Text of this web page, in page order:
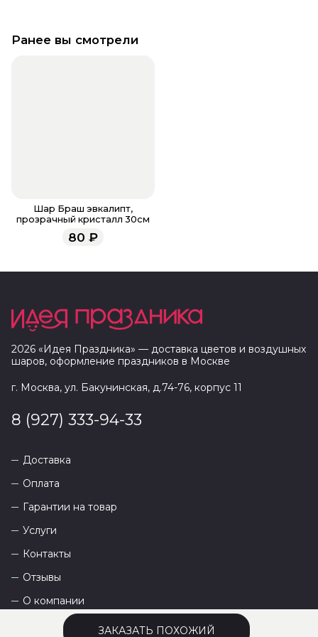
ЗАКАЗАТЬ ПОХОЖИЙ
Ранее вы смотрели
Шар Браш эвкалипт,
прозрачный кристалл 30см
80 ₽
2026 «Идея Праздника» — доставка цветов и воздушных
шаров, оформление праздников в Москве
г. Москва, ул. Бакунинская, д.74-76, корпус 11
8 (927) 333-94-33
Доставка
Оплата
Гарантии на товар
Услуги
Контакты
Отзывы
О компании